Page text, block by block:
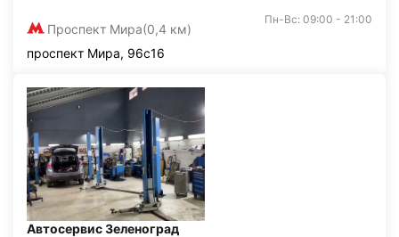
Проспект Мира(0,4 км)
Пн-Вс: 09:00 - 21:00
проспект Мира, 96с16
Автосервис Зеленоград